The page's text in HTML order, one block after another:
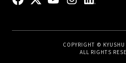
COPYRIGHT © KYUSHU
ALL RIGHTS